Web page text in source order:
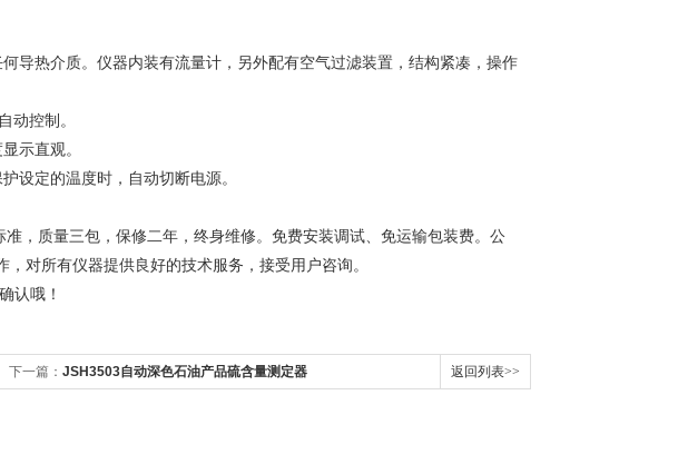
导热介质。仪器内装有流量计，另外配有空气过滤装置，结构紧凑，操作
动控制。
示直观。
设定的温度时，自动切断电源。
，质量三包，保修二年，终身维修。免费安装调试、免运输包装费。公
对所有仪器提供良好的技术服务，接受用户咨询。
认哦！
下一篇： JSH3503自动深色石油产品硫含量测定器 返回列表>>